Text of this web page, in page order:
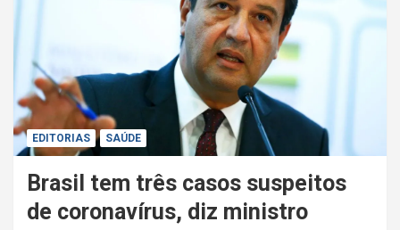
EDITORIAS SAÚDE
Brasil tem três casos suspeitos
de coronavírus, diz ministro